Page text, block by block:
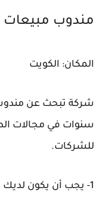
مندوب مبيعات
المكان: الكويت
سنوات في مجالات
للشركات.
1- يجب أن يكون